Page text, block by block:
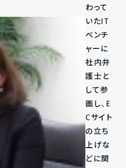
わって
いたIT
ベンチ
ャーに
社内弁
護士と
して参
画し、E
Cサイト
の立ち
上げな
どに関